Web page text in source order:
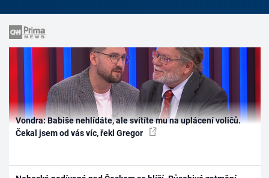
Vondra: Babiše nehlídáte, ale svítíte mu na uplácení voličů.
Čekal jsem od vás víc, řekl Gregor